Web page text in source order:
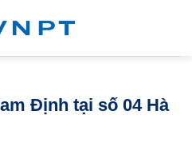
Định tại số 04 Hà